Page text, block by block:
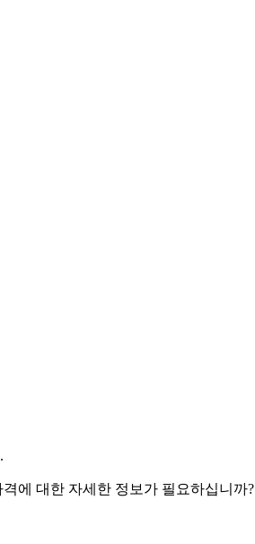
에 대한 자세한 정보가 필요하십니까?